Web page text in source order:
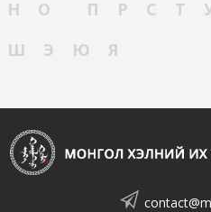
Н
О П Р С Т
Ш
Э Ю Я